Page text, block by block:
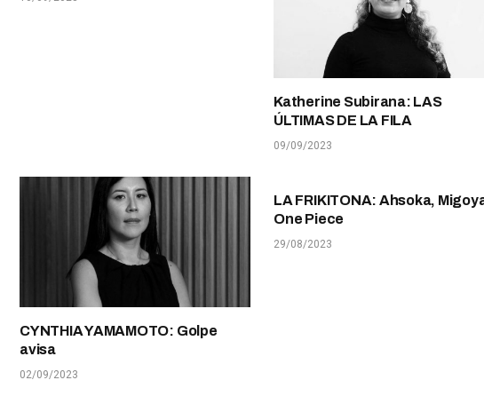
Katherine Subirana: LAS
ÚLTIMAS DE LA FILA
09/09/2023
CYNTHIA YAMAMOTO: Golpe
avisa
02/09/2023
LA FRIKITONA: Ahsoka,
One Piece
29/08/2023